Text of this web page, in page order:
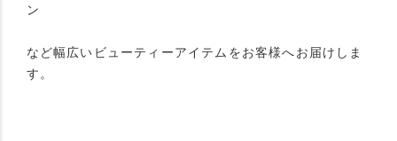
ン
など幅広いビューティーアイテムをお客様へお届けしま
す。